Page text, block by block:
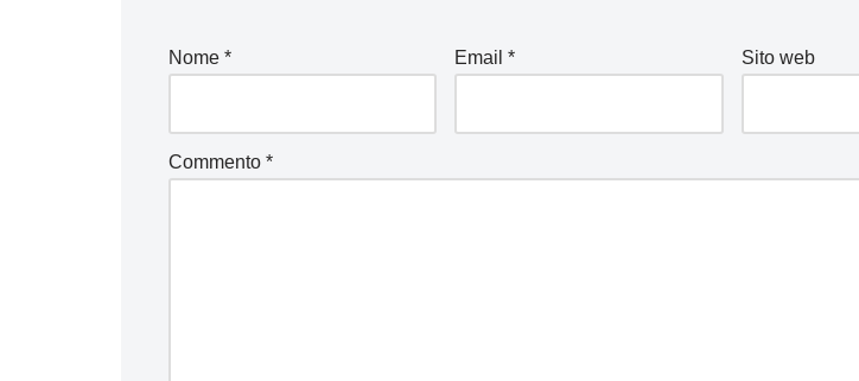
Nome * Email* Sito web
Commento *